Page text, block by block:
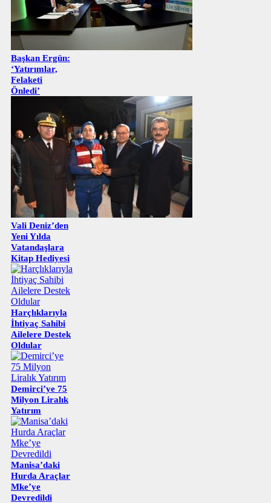
Başkan Ergün:
‘Yatırımlar,
Felaketi
Önledi’
Vali Deniz’den
Yeni Yılda
Vatandaşlara
Kitap Hediyesi
Harçlıklarıyla
İhtiyaç Sahibi
Ailelere Destek
Oldular
Demirci’ye 75
Milyon Liralık
Yatırım
Manisa’daki
Hurda Araçlar
Mke’ye
Devredildi